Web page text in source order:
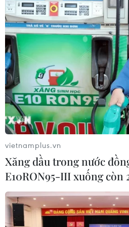
sau thời gian dài chỉ uống
30/07/2026 05:45
Hơn 300 doanh nghiệp tham
Triển lãm quốc tế chuyên
dược
30/07/2026 05:02
vietnamplus.vn
Xăng dầu trong nước
E10RON95-III xuống còn